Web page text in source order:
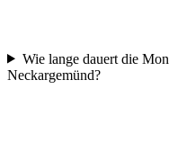
Wie lange dauert die
Neckargemünd?